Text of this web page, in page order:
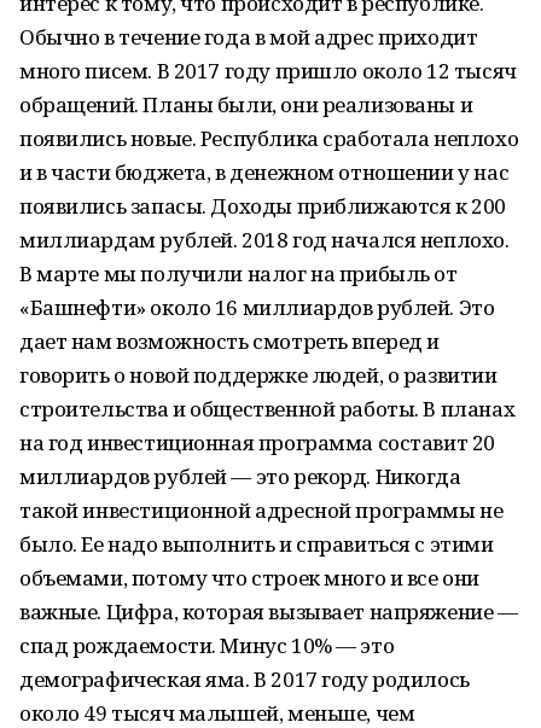
Обычно в течение года в мой адрес приходит
много писем. В 2017 году пришло около 12 тысяч
обращений. Планы были, они реализованы и
появились новые. Республика сработала неплохо
и в части бюджета, в денежном отношении у нас
появились запасы. Доходы приближаются к 200
миллиардам рублей. 2018 год начался неплохо.
В марте мы получили налог на прибыль от
«Башнефти» около 16 миллиардов рублей. Это
дает нам возможность смотреть вперед и
говорить о новой поддержке людей, о развитии
строительства и общественной работы. В планах
на год инвестиционная программа составит 20
миллиардов рублей — это рекорд. Никогда
такой инвестиционной адресной программы не
было. Ее надо выполнить и справиться с этими
объемами, потому что строек много и все они
важные. Цифра, которая вызывает напряжение —
спад рождаемости. Минус 10% — это
демографическая яма. В 2017 году родилось
около 49 тысяч малышей, меньше, чем